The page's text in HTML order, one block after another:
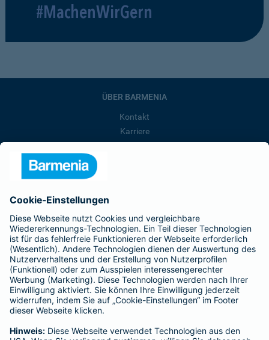
#MachenWirGern
ÜBER BARMENIA
Kontakt
Karriere
Barmenia ist Teil der BarmeniaGothaer
BELIEBTE SEITEN
Kranken-Zusatzversicherung
Tierversicherungen
Haftpflichtversicherung
Hausratversicherung